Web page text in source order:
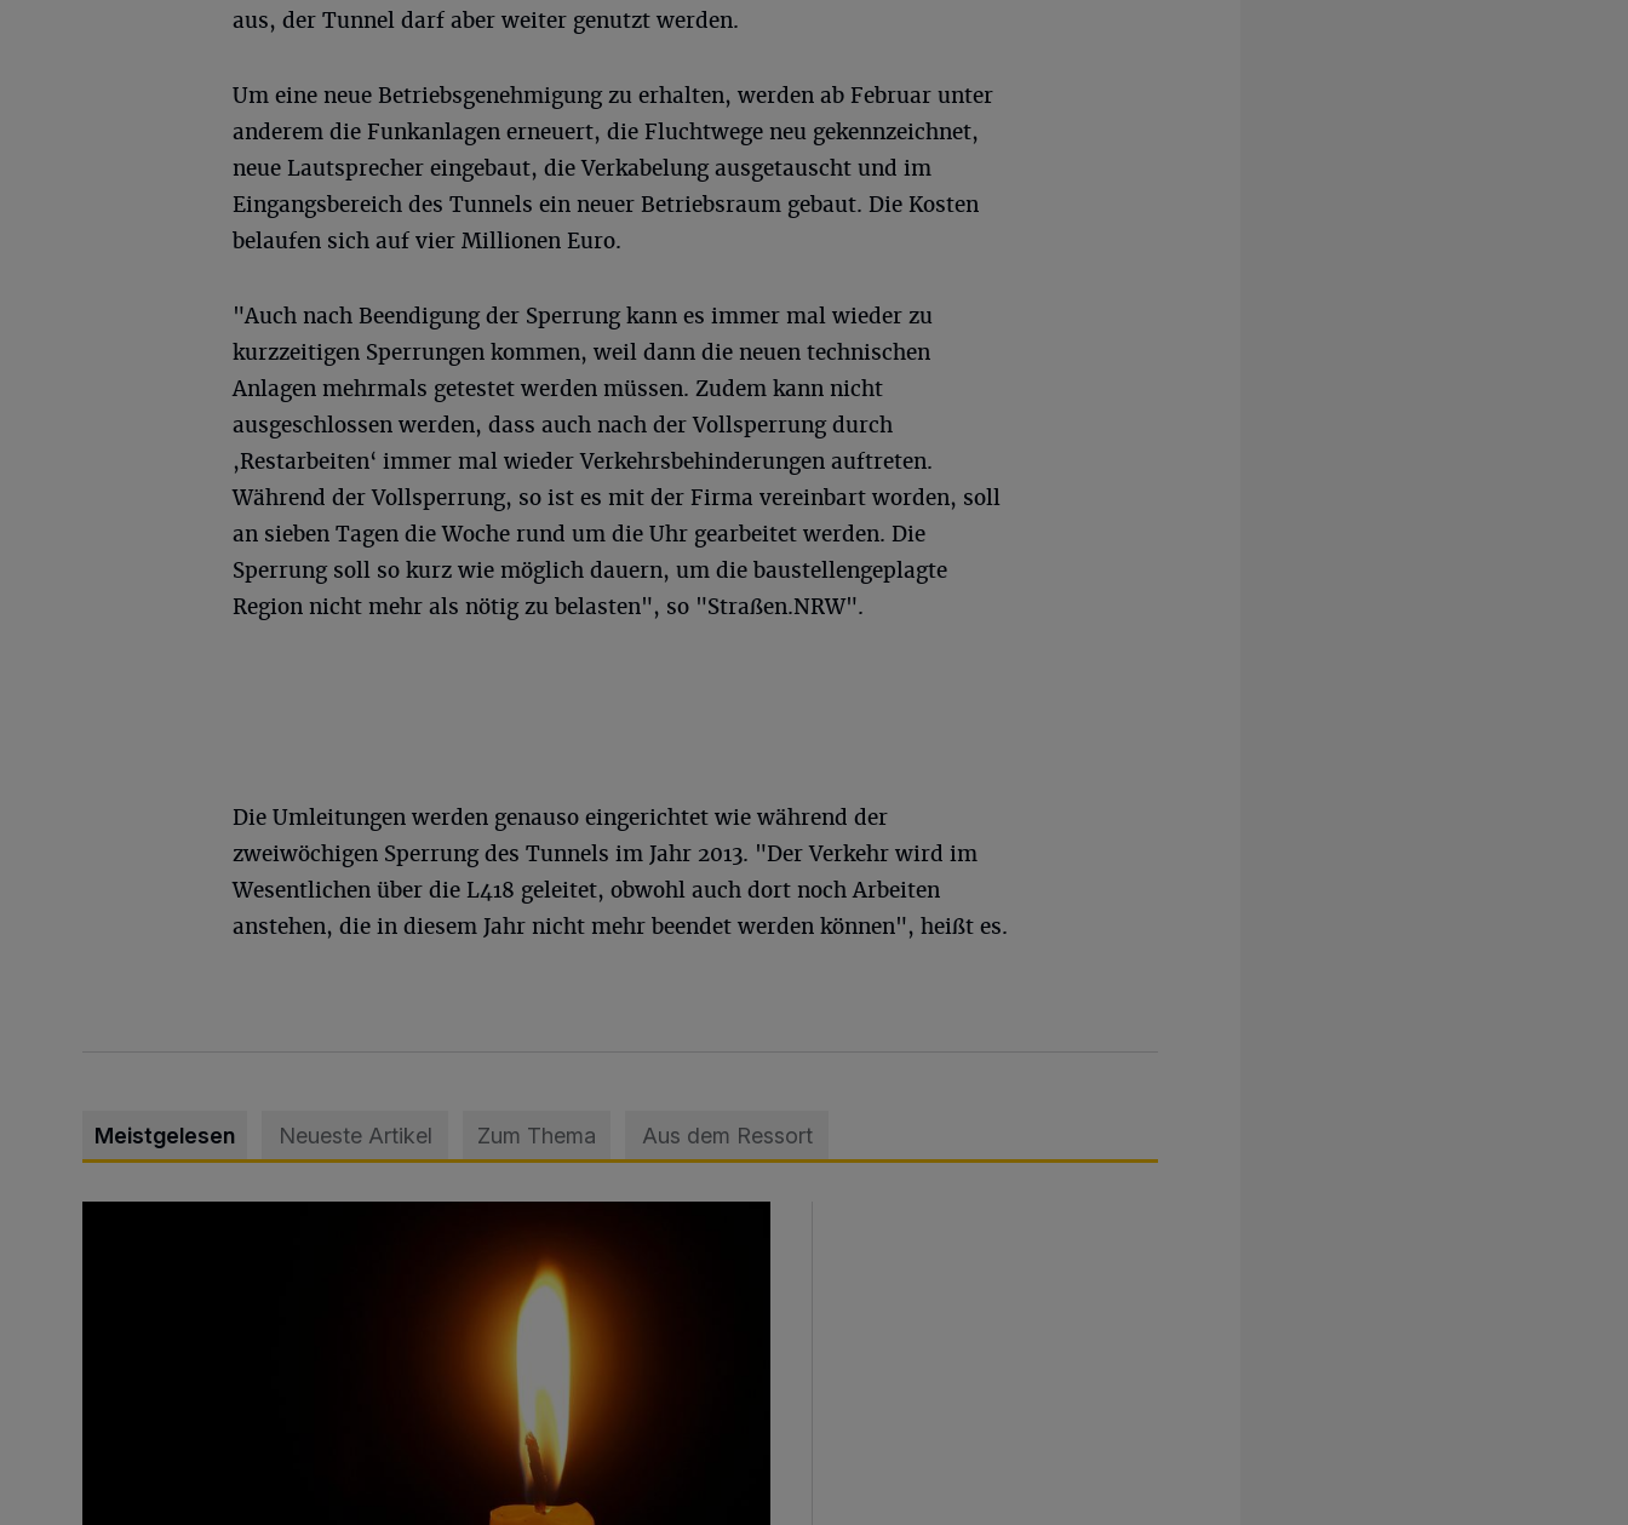
aus, der Tunnel darf aber weiter genutzt werden.
Um eine neue Betriebsgenehmigung zu erhalten, werden ab Februar unter
anderem die Funkanlagen erneuert, die Fluchtwege neu gekennzeichnet,
neue Lautsprecher eingebaut, die Verkabelung ausgetauscht und im
Eingangsbereich des Tunnels ein neuer Betriebsraum gebaut. Die Kosten
belaufen sich auf vier Millionen Euro.
"Auch nach Beendigung der Sperrung kann es immer mal wieder zu
kurzzeitigen Sperrungen kommen, weil dann die neuen technischen
Anlagen mehrmals getestet werden müssen. Zudem kann nicht
ausgeschlossen werden, dass auch nach der Vollsperrung durch
,Restarbeiten‘ immer mal wieder Verkehrsbehinderungen auftreten.
Während der Vollsperrung, so ist es mit der Firma vereinbart worden, soll
an sieben Tagen die Woche rund um die Uhr gearbeitet werden. Die
Sperrung soll so kurz wie möglich dauern, um die baustellengeplagte
Region nicht mehr als nötig zu belasten", so "Straßen.NRW".
Die Umleitungen werden genauso eingerichtet wie während der
zweiwöchigen Sperrung des Tunnels im Jahr 2013. "Der Verkehr wird im
Wesentlichen über die L418 geleitet, obwohl auch dort noch Arbeiten
anstehen, die in diesem Jahr nicht mehr beendet werden können", heißt es.
Meistgelesen Neueste Artikel Zum Thema Aus dem Ressort